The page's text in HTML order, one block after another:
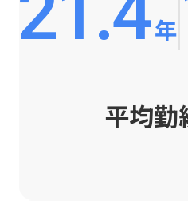
年
平均勤